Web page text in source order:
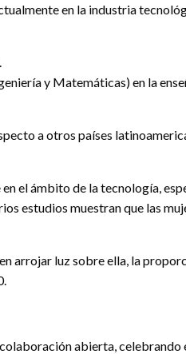
en la industria
y Matemáticas) en la
a otros países
el ámbito de la tecnología,
estudios muestran que las
arrojar luz sobre ella, la
abierta,